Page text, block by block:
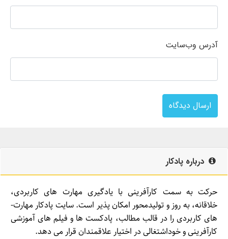
آدرس وب‌سایت
ارسال دیدگاه
درباره پادکار
حرکت به سمت کارآفرینی با یادگیری مهارت­ های کاربردی،
خلاقانه، به روز و تولیدمحور امکان­ پذیر است. سایت پادکار مهارت­
های کاربردی را در قالب مطالب، پادکست­ ها و فیلم ­های آموزشی
کارآفرینی و خوداشتغالی در اختیار علاقمندان قرار می ­دهد.